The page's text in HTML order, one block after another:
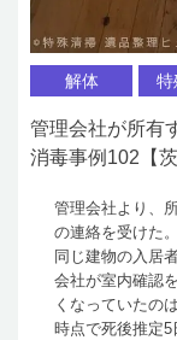
解体 特
管理会社が所有
消毒事例102【
管理会社より、
の連絡を受けた
同じ建物の入居
会社が室内確認
くなっていたの
時点で死後推定